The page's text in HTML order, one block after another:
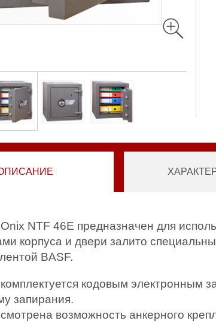
NTF 46E предназначен для
корпуса и двери залито
BASF.
кодовым электронным
запирания.
возможность анкерного